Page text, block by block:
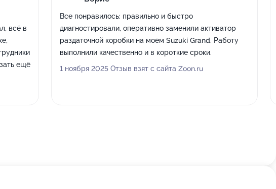
всё в
ещё
Все понравилось: правильно и быстро
диагностировали, оперативно заменили активатор
раздаточной коробки на моём Suzuki Grand. Работу
выполнили качественно и в короткие сроки.
1 ноября 2025 Отзыв взят с сайта Zoon.ru